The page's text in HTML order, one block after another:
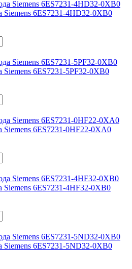
Siemens 6ES7231-4HD32-0XB0
Siemens 6ES7231-5PF32-0XB0
Siemens 6ES7231-0HF22-0XA0
Siemens 6ES7231-4HF32-0XB0
Siemens 6ES7231-5ND32-0XB0